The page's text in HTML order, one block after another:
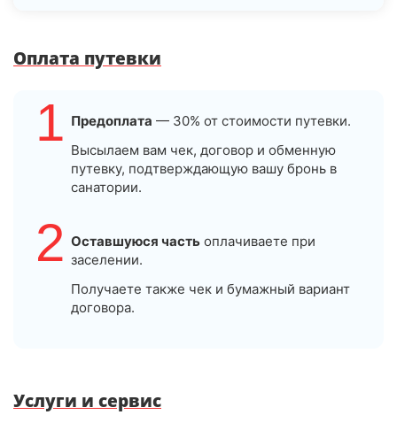
Оплата путевки
1 Предоплата — 30% от стоимости путевки.
Высылаем вам чек, договор и обменную
путевку, подтверждающую вашу бронь в
санатории.
2 Оставшуюся часть оплачиваете при
заселении.
Получаете также чек и бумажный вариант
договора.
Услуги и сервис